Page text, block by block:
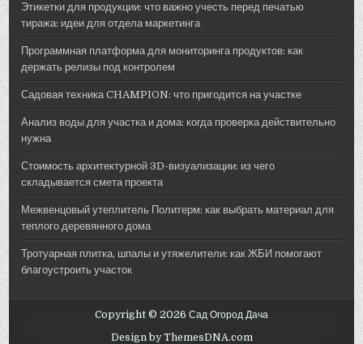
Этикетки для продукции: что важно учесть перед печатью
тиража: идеи для отдела маркетинга
Программная платформа для мониторинга продуктов: как
держать релизы под контролем
Садовая техника CHAMPION: что пригодится на участке
Анализ воды для участка и дома: когда проверка действительно
нужна
Стоимость архитектурной 3D-визуализации: из чего
складывается смета проекта
Межвенцовый утеплитель Политерм: как выбрать материал для
теплого деревянного дома
Тротуарная плитка, шпалы и утяжелители: как ЖБИ помогают
благоустроить участок
Copyright © 2026 Сад Огород Дача
Design by ThemesDNA.com